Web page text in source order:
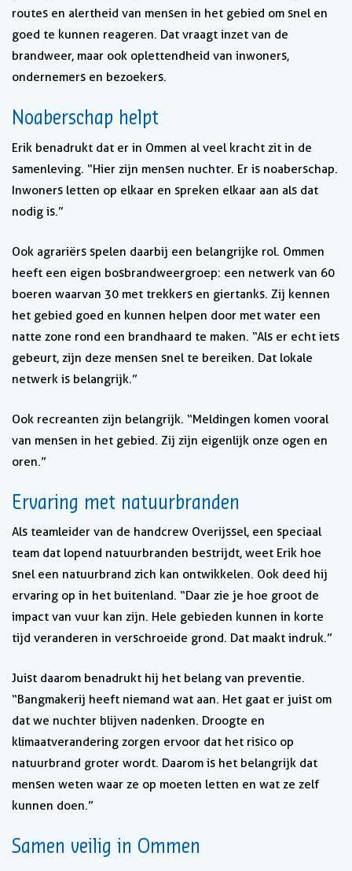
routes en alertheid van mensen in het gebied om snel en
goed te kunnen reageren. Dat vraagt inzet van de
brandweer, maar ook oplettendheid van inwoners,
ondernemers en bezoekers.
Noaberschap helpt
Erik benadrukt dat er in Ommen al veel kracht zit in de
samenleving. “Hier zijn mensen nuchter. Er is noaberschap.
Inwoners letten op elkaar en spreken elkaar aan als dat
nodig is.”
Ook agrariërs spelen daarbij een belangrijke rol. Ommen
heeft een eigen bosbrandweergroep: een netwerk van 60
boeren waarvan 30 met trekkers en giertanks. Zij kennen
het gebied goed en kunnen helpen door met water een
natte zone rond een brandhaard te maken. “Als er echt iets
gebeurt, zijn deze mensen snel te bereiken. Dat lokale
netwerk is belangrijk.”
Ook recreanten zijn belangrijk. “Meldingen komen vooral
van mensen in het gebied. Zij zijn eigenlijk onze ogen en
oren.”
Ervaring met natuurbranden
Als teamleider van de handcrew Overijssel, een speciaal
team dat lopend natuurbranden bestrijdt, weet Erik hoe
snel een natuurbrand zich kan ontwikkelen. Ook deed hij
ervaring op in het buitenland. “Daar zie je hoe groot de
impact van vuur kan zijn. Hele gebieden kunnen in korte
tijd veranderen in verschroeide grond. Dat maakt indruk.”
Juist daarom benadrukt hij het belang van preventie.
“Bangmakerij heeft niemand wat aan. Het gaat er juist om
dat we nuchter blijven nadenken. Droogte en
klimaatverandering zorgen ervoor dat het risico op
natuurbrand groter wordt. Daarom is het belangrijk dat
mensen weten waar ze op moeten letten en wat ze zelf
kunnen doen.”
Samen veilig in Ommen